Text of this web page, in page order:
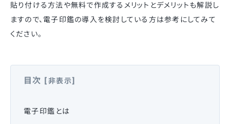
貼り付ける方法や無料で作成するメリットとデメリットも解説し
ますので、電子印鑑の導入を検討している方は参考にしてみて
ください。
目次 [非表示]
電子印鑑とは